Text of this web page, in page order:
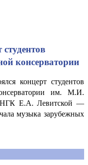
консерватории
концерт студентов
им. М.И.
НГК Е.А. Левитской —
музыка зарубежных